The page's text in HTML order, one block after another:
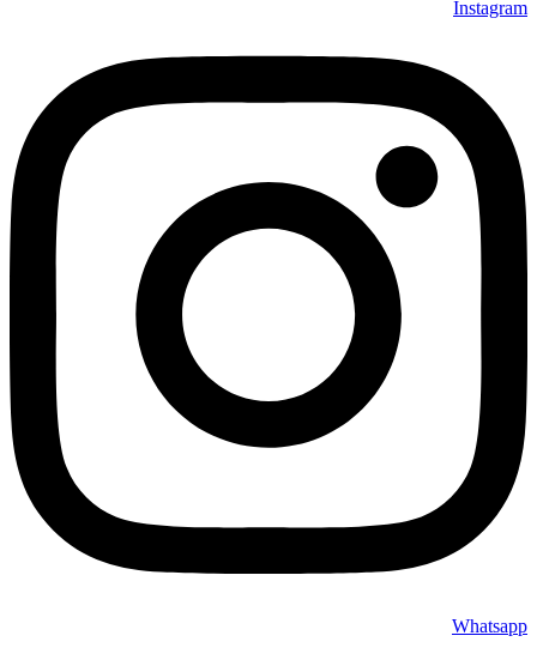
Instagram
Whatsapp